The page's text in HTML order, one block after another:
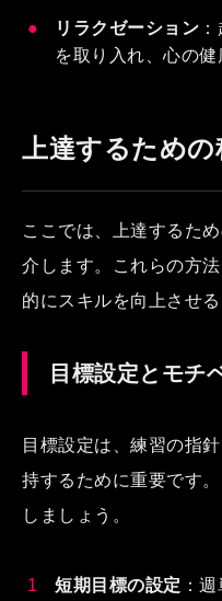
リラクゼーション
を取り入れ、心の健
上達するための
ここでは、上達するた
介します。これらの方
的にスキルを向上させる
目標設定とモチ
目標設定は、練習の指
持するために重要です
しましょう。
短期目標の設定 ：